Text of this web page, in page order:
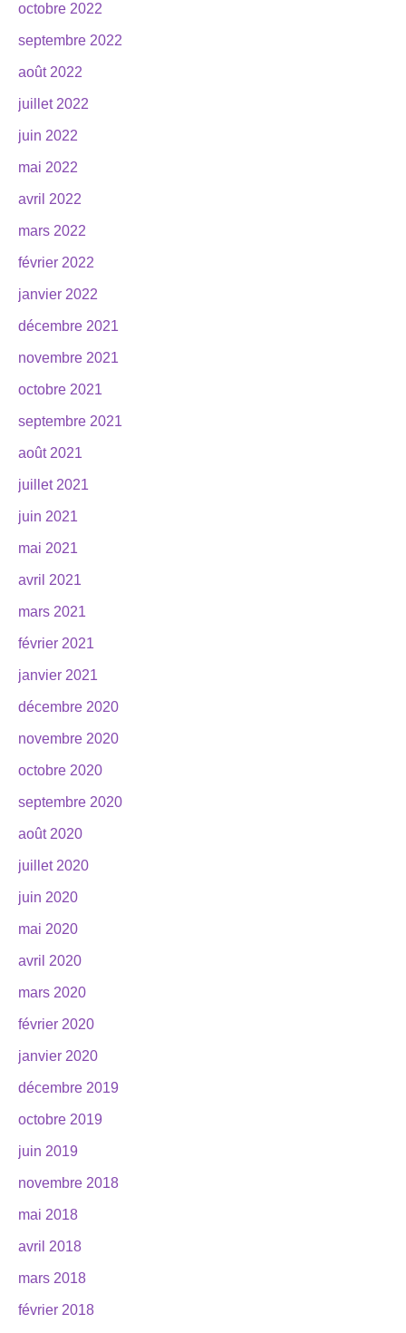
octobre 2022
septembre 2022
août 2022
juillet 2022
juin 2022
mai 2022
avril 2022
mars 2022
février 2022
janvier 2022
décembre 2021
novembre 2021
octobre 2021
septembre 2021
août 2021
juillet 2021
juin 2021
mai 2021
avril 2021
mars 2021
février 2021
janvier 2021
décembre 2020
novembre 2020
octobre 2020
septembre 2020
août 2020
juillet 2020
juin 2020
mai 2020
avril 2020
mars 2020
février 2020
janvier 2020
décembre 2019
octobre 2019
juin 2019
novembre 2018
mai 2018
avril 2018
mars 2018
février 2018